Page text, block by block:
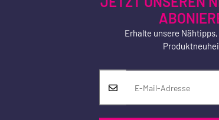
Erhalte unsere